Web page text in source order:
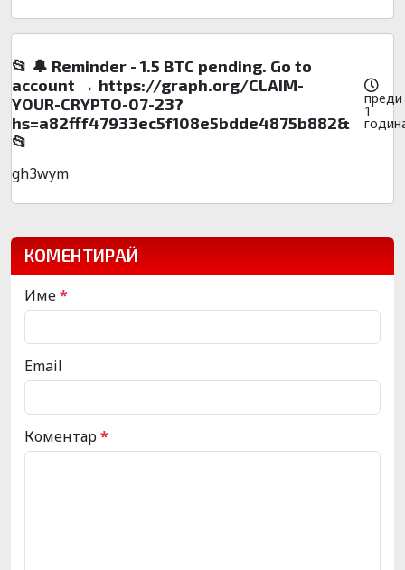
📂 🔔 Reminder - 1.5 BTC pending. Go to
account → https://graph.org/CLAIM-
YOUR-CRYPTO-07-23?
hs=a82fff47933ec5f108e5bdde4875b882&
📂
преди
1
gh3wym
КОМЕНТИРАЙ
Име*
Email
Коментар*